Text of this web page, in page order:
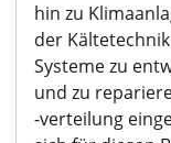
hin zu
der
Systeme zu
und zu
-verteilung